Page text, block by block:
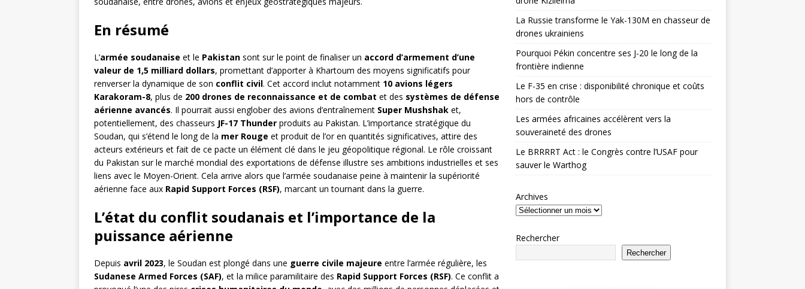
En résumé
L’armée soudanaise et le Pakistan sont sur le point de finaliser un accord d’armement d’une
valeur de 1,5 milliard dollars, promettant d’apporter à Khartoum des moyens significatifs pour
renverser la dynamique de son conflit civil. Cet accord inclut notamment 10 avions légers
Karakoram-8, plus de 200 drones de reconnaissance et de combat et des systèmes de défense
aérienne avancés. Il pourrait aussi englober des avions d’entraînement Super Mushshak et,
potentiellement, des chasseurs JF-17 Thunder produits au Pakistan. L’importance stratégique du
Soudan, qui s’étend le long de la mer Rouge et produit de l’or en quantités significatives, attire des
acteurs extérieurs et fait de ce pacte un élément clé dans le jeu géopolitique régional. Le rôle croissant
du Pakistan sur le marché mondial des exportations de défense illustre ses ambitions industrielles et ses
liens avec le Moyen-Orient. Cela arrive alors que l’armée soudanaise peine à maintenir la supériorité
aérienne face aux Rapid Support Forces (RSF), marcant un tournant dans la guerre.
L’état du conflit soudanais et l’importance de la
puissance aérienne
Depuis avril 2023, le Soudan est plongé dans une guerre civile majeure entre l’armée régulière, les
Sudanese Armed Forces (SAF), et la milice paramilitaire des Rapid Support Forces (RSF). Ce conflit a
La Russie transforme le Yak-130M en chasseur de
drones ukrainiens
Pourquoi Pékin concentre ses J-20 le long de la
frontière indienne
Le F-35 en crise : disponibilité chronique et coûts
hors de contrôle
Les armées africaines accélèrent vers la
souveraineté des drones
Le BRRRRT Act : le Congrès contre l’USAF pour
sauver le Warthog
Archives
Rechercher
Rechercher